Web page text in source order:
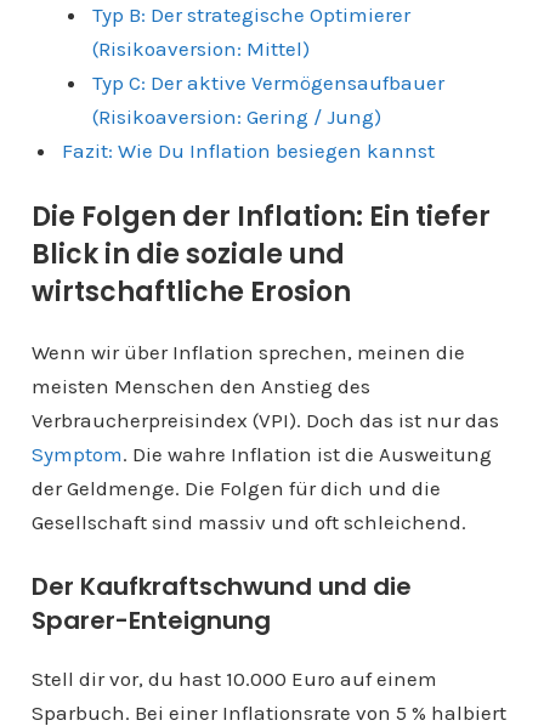
Typ B: Der strategische Optimierer
(Risikoaversion: Mittel)
Typ C: Der aktive Vermögensaufbauer
(Risikoaversion: Gering / Jung)
Fazit: Wie Du Inflation besiegen kannst
Die Folgen der Inflation: Ein tiefer
Blick in die soziale und
wirtschaftliche Erosion
Wenn wir über Inflation sprechen, meinen die
meisten Menschen den Anstieg des
Verbraucherpreisindex (VPI). Doch das ist nur das
Symptom. Die wahre Inflation ist die Ausweitung
der Geldmenge. Die Folgen für dich und die
Gesellschaft sind massiv und oft schleichend.
Der Kaufkraftschwund und die
Sparer-Enteignung
Stell dir vor, du hast 10.000 Euro auf einem
Sparbuch. Bei einer Inflationsrate von 5 % halbiert